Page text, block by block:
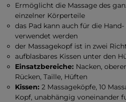
Ermöglicht die Massage des
einzelner Körperteile
das Pad kann auch für die
verwendet werden
der Massagekopf ist in zwei
aufblasbares Kissen unter den
Einsatzbereiche: Nacken,
Rücken, Taille, Hüften
Kissen: 2 Massageköpfe, 10
Kopf, unabhängig voneinander